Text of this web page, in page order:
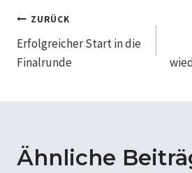
ZURÜCK
Erfolgreicher Start in die
Finalrunde
Ähnliche